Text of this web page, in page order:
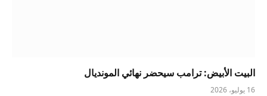
البيت الأبيض: ترامب سيحضر نهائي المونديال
16 يوليو، 2026